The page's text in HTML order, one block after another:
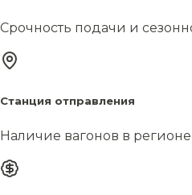
Срочность подачи и
Станция отправления
Наличие вагонов в регионе